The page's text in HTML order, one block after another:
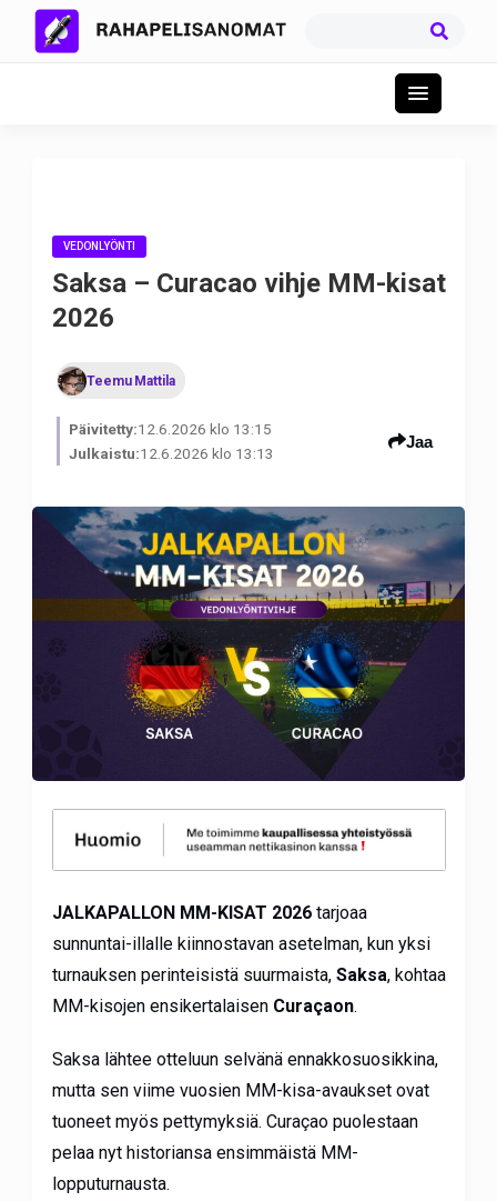
VEDONLYÖNTI
Saksa – Curacao vihje MM-kisat
2026
Teemu Mattila
Päivitetty:12.6.2026 klo 13:15
Julkaistu:12.6.2026 klo 13:13
Jaa
JALKAPALLON MM-KISAT 2026tarjoaa
sunnuntai-illalle kiinnostavan asetelman, kun yksi
turnauksen perinteisistä suurmaista, Saksa, kohtaa
MM-kisojen ensikertalaisen Curaçaon.
Saksa lähtee otteluun selvänä ennakkosuosikkina,
mutta sen viime vuosien MM-kisa-avaukset ovat
tuoneet myös pettymyksiä. Curaçao puolestaan
pelaa nyt historiansa ensimmäistä MM-
lopputurnausta.